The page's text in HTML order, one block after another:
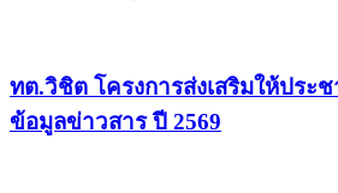
ทต.วิชิต โครงการส่งเสริมให้ประ
ข้อมูลข่าวสาร ปี 2569